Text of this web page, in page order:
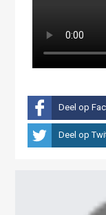
Deel op
Deel op